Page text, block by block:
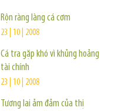
Rộn ràng làng cá cơm
23 | 10 | 2008
Cá tra gặp khó vì khủng hoảng
tài chính
23 | 10 | 2008
Tương lai ảm đảm của thị